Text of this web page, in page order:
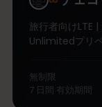
旅行者向けLTE
Unlimitedプリ
無制限
7 日間 有効期間